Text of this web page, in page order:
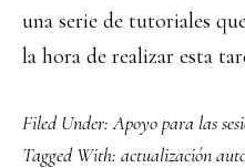
una serie de tutoriales
la hora de realizar esta
Filed Under:Apoyo para las
Tagged With: actualización